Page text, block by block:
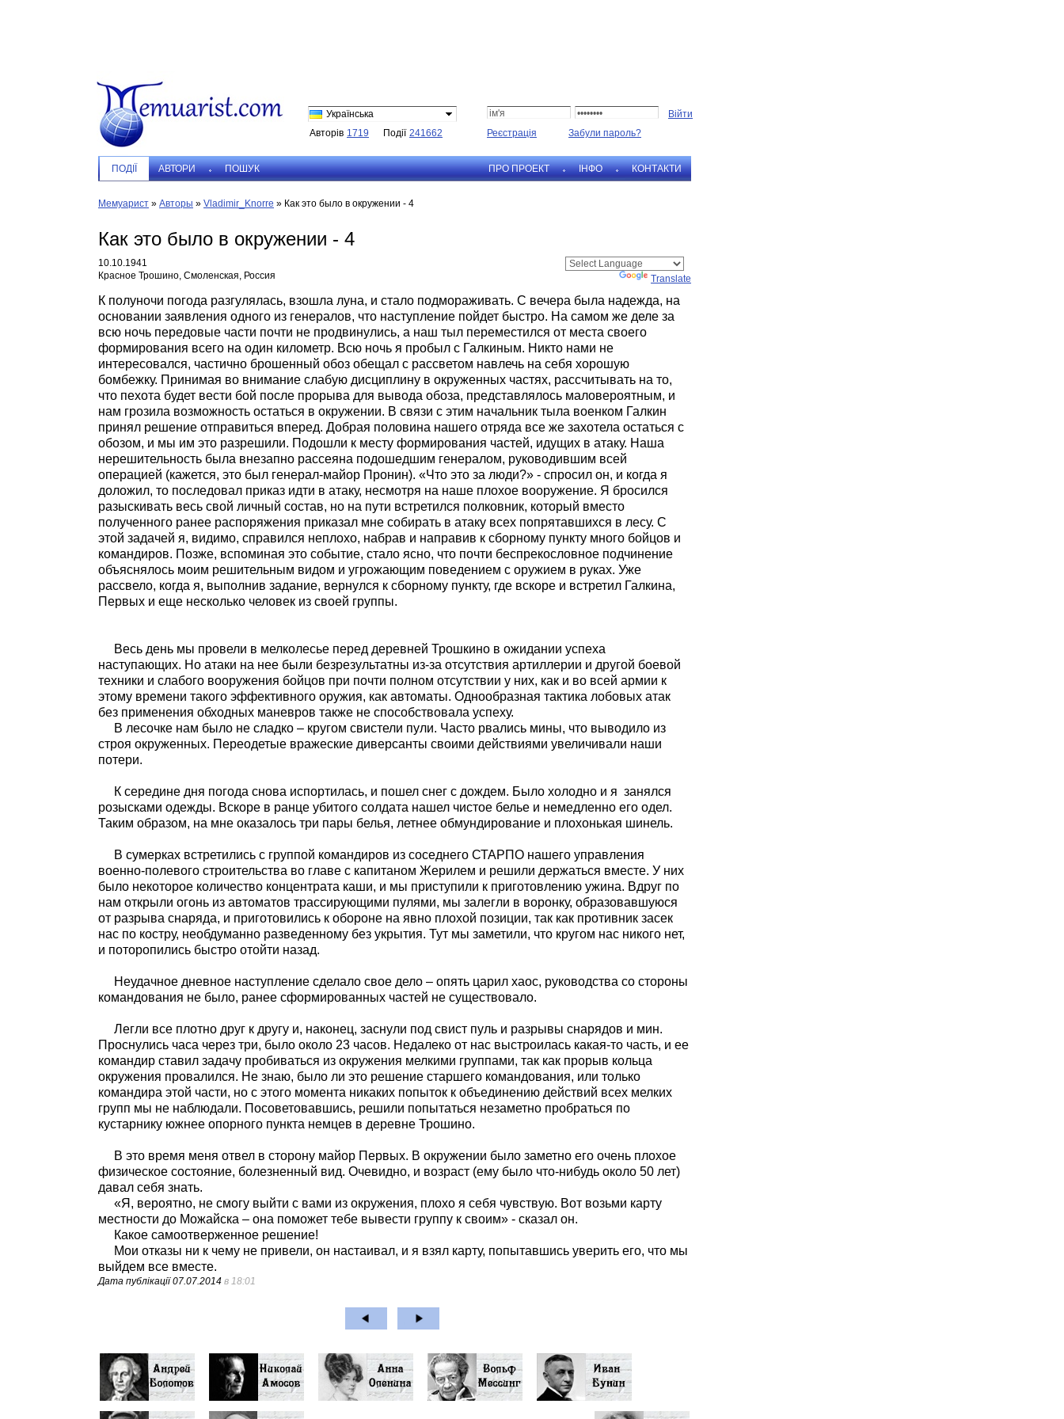
Українська
Авторів 1719 Події 241662 Реєстрація Забули пароль?
ПОДIЇ АВТОРИ ПОШУК ПРО ПРОЕКТ IНФО КОНТАКТИ
Мемуарист » Авторы » Vladimir_Knorre » Как это было в окружении - 4
Как это было в окружении - 4
10.10.1941
Красное Трошино, Смоленская, Россия
Translate
К полуночи погода разгулялась, взошла луна, и стало подмораживать. С вечера была надежда, на
основании заявления одного из генералов, что наступление пойдет быстро. На самом же деле за
всю ночь передовые части почти не продвинулись, а наш тыл переместился от места своего
формирования всего на один километр. Всю ночь я пробыл с Галкиным. Никто нами не
интересовался, частично брошенный обоз обещал с рассветом навлечь на себя хорошую
бомбежку. Принимая во внимание слабую дисциплину в окруженных частях, рассчитывать на то,
что пехота будет вести бой после прорыва для вывода обоза, представлялось маловероятным, и
нам грозила возможность остаться в окружении. В связи с этим начальник тыла военком Галкин
принял решение отправиться вперед. Добрая половина нашего отряда все же захотела остаться с
обозом, и мы им это разрешили. Подошли к месту формирования частей, идущих в атаку. Наша
нерешительность была внезапно рассеяна подошедшим генералом, руководившим всей
операцией (кажется, это был генерал-майор Пронин). «Что это за люди?» - спросил он, и когда я
доложил, то последовал приказ идти в атаку, несмотря на наше плохое вооружение. Я бросился
разыскивать весь свой личный состав, но на пути встретился полковник, который вместо
полученного ранее распоряжения приказал мне собирать в атаку всех попрятавшихся в лесу. С
этой задачей я, видимо, справился неплохо, набрав и направив к сборному пункту много бойцов и
командиров. Позже, вспоминая это событие, стало ясно, что почти беспрекословное подчинение
объяснялось моим решительным видом и угрожающим поведением с оружием в руках. Уже
рассвело, когда я, выполнив задание, вернулся к сборному пункту, где вскоре и встретил Галкина,
Первых и еще несколько человек из своей группы.
Весь день мы провели в мелколесье перед деревней Трошкино в ожидании успеха
наступающих. Но атаки на нее были безрезультатны из-за отсутствия артиллерии и другой боевой
техники и слабого вооружения бойцов при почти полном отсутствии у них, как и во всей армии к
этому времени такого эффективного оружия, как автоматы. Однообразная тактика лобовых атак
без применения обходных маневров также не способствовала успеху.
В лесочке нам было не сладко – кругом свистели пули. Часто рвались мины, что выводило из
строя окруженных. Переодетые вражеские диверсанты своими действиями увеличивали наши
потери.
К середине дня погода снова испортилась, и пошел снег с дождем. Было холодно и я занялся
розысками одежды. Вскоре в ранце убитого солдата нашел чистое белье и немедленно его одел.
Таким образом, на мне оказалось три пары белья, летнее обмундирование и плохонькая шинель.
В сумерках встретились с группой командиров из соседнего СТАРПО нашего управления
военно-полевого строительства во главе с капитаном Жерилем и решили держаться вместе. У них
было некоторое количество концентрата каши, и мы приступили к приготовлению ужина. Вдруг по
нам открыли огонь из автоматов трассирующими пулями, мы залегли в воронку, образовавшуюся
от разрыва снаряда, и приготовились к обороне на явно плохой позиции, так как противник засек
нас по костру, необдуманно разведенному без укрытия. Тут мы заметили, что кругом нас никого нет,
и поторопились быстро отойти назад.
Неудачное дневное наступление сделало свое дело – опять царил хаос, руководства со стороны
командования не было, ранее сформированных частей не существовало.
Легли все плотно друг к другу и, наконец, заснули под свист пуль и разрывы снарядов и мин.
Проснулись часа через три, было около 23 часов. Недалеко от нас выстроилась какая-то часть, и ее
командир ставил задачу пробиваться из окружения мелкими группами, так как прорыв кольца
окружения провалился. Не знаю, было ли это решение старшего командования, или только
командира этой части, но с этого момента никаких попыток к объединению действий всех мелких
групп мы не наблюдали. Посоветовавшись, решили попытаться незаметно пробраться по
кустарнику южнее опорного пункта немцев в деревне Трошино.
В это время меня отвел в сторону майор Первых. В окружении было заметно его очень плохое
физическое состояние, болезненный вид. Очевидно, и возраст (ему было что-нибудь около 50 лет)
давал себя знать.
«Я, вероятно, не смогу выйти с вами из окружения, плохо я себя чувствую. Вот возьми карту
местности до Можайска – она поможет тебе вывести группу к своим» - сказал он.
Какое самоотверженное решение!
Мои отказы ни к чему не привели, он настаивал, и я взял карту, попытавшись уверить его, что мы
выйдем все вместе.
Дата публікації07.07.2014 в 18:01